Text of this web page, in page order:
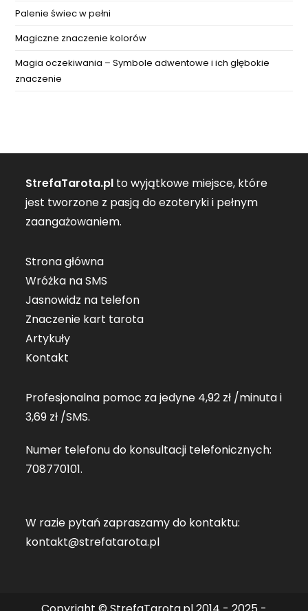
Palenie świec w pełni
Magiczne znaczenie kolorów
Magia oczekiwania – Symbole adwentowe i ich głębokie
znaczenie
StrefaTarota.pl to wyjątkowe miejsce, które
jest tworzone z pasją do ezoteryki i pełnym
zaangażowaniem.
Strona główna
Wróżka na SMS
Jasnowidz na telefon
Znaczenie kart tarota
Artykuły
Kontakt
Profesjonalna pomoc za jedyne 4,92 zł /minuta i
3,69 zł /SMS.
Numer telefonu do konsultacji telefonicznych:
708770101.
W razie pytań zapraszamy do kontaktu:
kontakt@strefatarota.pl